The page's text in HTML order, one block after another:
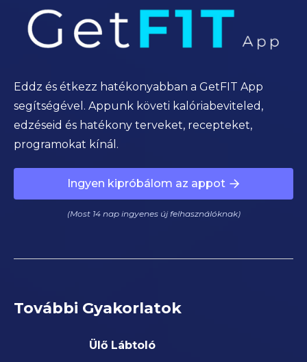
Eddz és étkezz hatékonyabban a GetFIT App
segítségével. Appunk követi kalóriabeviteled,
edzéseid és hatékony terveket, recepteket,
programokat kínál.
Ingyen kipróbálom az appot
(Most 14 nap ingyenes új felhasználóknak)
További Gyakorlatok
Ülő Lábtoló